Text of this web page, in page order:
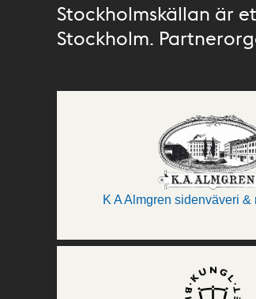
Stockholmskällan är
Stockholm.
K A Almgren sidenväveri &